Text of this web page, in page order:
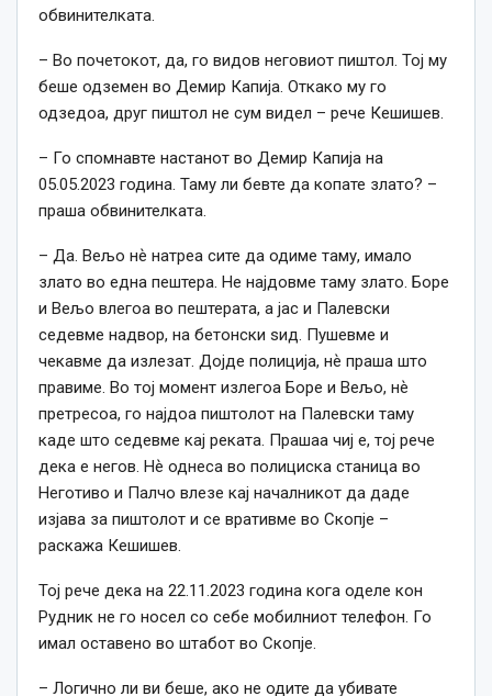
обвинителката.
– Во почетокот, да, го видов неговиот пиштол. Тој му
беше одземен во Демир Капија. Откако му го
одзедоа, друг пиштол не сум видел – рече Кешишев.
– Го спомнавте настанот во Демир Капија на
05.05.2023 година. Таму ли бевте да копате злато? –
праша обвинителката.
– Да. Вељо нѐ натреа сите да одиме таму, имало
злато во една пештера. Не најдовме таму злато. Боре
и Вељо влегоа во пештерата, а јас и Палевски
седевме надвор, на бетонски ѕид. Пушевме и
чекавме да излезат. Дојде полиција, нѐ праша што
правиме. Во тој момент излегоа Боре и Вељо, нѐ
претресоа, го најдоа пиштолот на Палевски таму
каде што седевме кај реката. Прашаа чиј е, тој рече
дека е негов. Нѐ однеса во полициска станица во
Неготиво и Палчо влезе кај началникот да даде
изјава за пиштолот и се вративме во Скопје –
раскажа Кешишев.
Тој рече дека на 22.11.2023 година кога оделе кон
Рудник не го носел со себе мобилниот телефон. Го
имал оставено во штабот во Скопје.
– Логично ли ви беше, ако не одите да убивате